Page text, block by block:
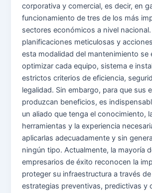
corporativa y comercial, es decir, en
funcionamiento de tres de los más
sectores económicos a nivel
planificaciones meticulosas y
esta modalidad del mantenimiento se
optimizar cada equipo, sistema e
estrictos criterios de eficiencia,
legalidad. Sin embargo, para que sus
produzcan beneficios, es
un aliado que tenga el conocimiento,
herramientas y la experiencia
aplicarlas adecuadamente y sin
ningún tipo. Actualmente, la mayoría
empresarios de éxito reconocen la
proteger su infraestructura a través de
estrategias preventivas, predictivas y